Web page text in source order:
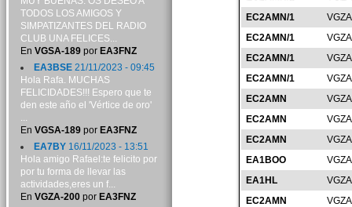
EC2AMN/1
EC2AMN/1
EC2AMN/1
EC2AMN/1
EC2AMN
EC2AMN
EC2AMN
EA1BOO
EA1HL
EC2AMN
TODOS LOS AMIGOS Y
SIMPATIZANTES DEL RADIO
CLUB UNA FELICES...
En VGSA-189por EA3FNZ
EA3BSE21/11/2023 - 09:45
Hola Rafa. MUCHAS
FELICIDADES!!! Espero que te
den este año el 'Vértice de oro'
...
En VGSA-189por EA3FNZ
EA7BY16/11/2023 - 13:51
Hola amigo Rafael:te felicito por
por tu forma de llevar las
actividades,eres un f...
En VGZA-200por EA3FNZ